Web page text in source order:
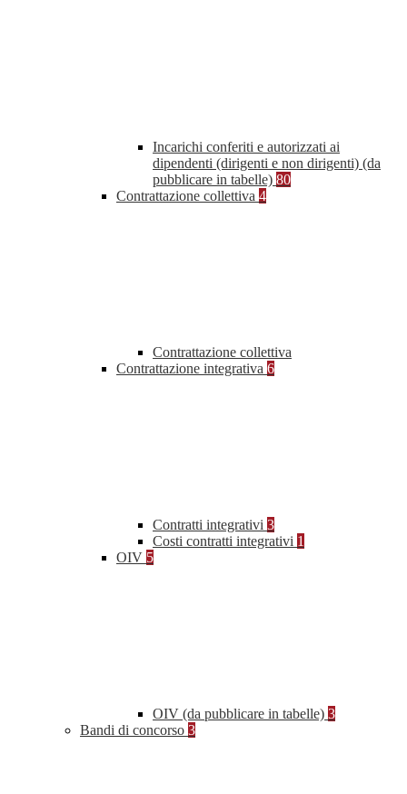
Incarichi conferiti e autorizzati ai
dipendenti (dirigenti e non dirigenti) (da
pubblicare in tabelle) 80
Contrattazione collettiva 4
Contrattazione collettiva
Contrattazione integrativa 6
Contratti integrativi 3
Costi contratti integrativi 1
OIV 5
OIV (da pubblicare in tabelle) 3
Bandi di concorso 3